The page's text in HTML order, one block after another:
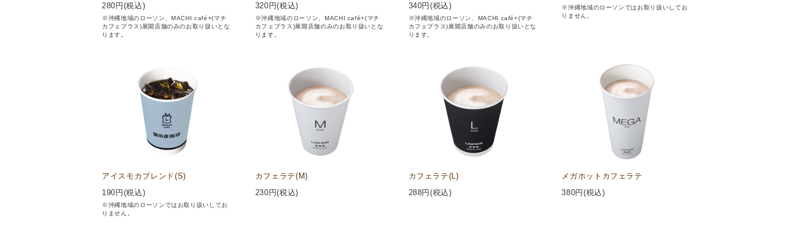
280 円(税込)
※沖縄地域のローソン、MACHI café+(マチ
カフェプラス)展開店舗のみのお取り扱いとな
ります。
320 円(税込)
※沖縄地域のローソン、MACHI café+(マチ
カフェプラス)展開店舗のみのお取り扱いとな
ります。
340円(税込)
※沖縄地域のローソン、MACHI café+(マチ
カフェプラス)展開店舗のみのお取り扱いとな
ります。
※沖縄地域のローソンではお取り扱いしてお
りません。
アイスモカブレンド(S)
190 円(税込)
※沖縄地域のローソンではお取り扱いしてお
りません。
カフェラテ(M)
230 円(税込)
カフェラテ(L)
288円(税込)
メガホットカフェラテ
380円(税込)